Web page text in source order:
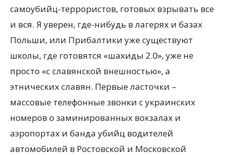
самоубийц-террористов, готовых взрывать все
и вся. Я уверен, где-нибудь в лагерях и базах
Польши, или Прибалтики уже существуют
школы, где готовятся «шахиды 2.0», уже не
просто «с славянской внешностью», а
этнических славян. Первые ласточки –
массовые телефонные звонки с украинских
номеров о заминированных вокзалах и
аэропортах и банда убийц водителей
автомобилей в Ростовской и Московской